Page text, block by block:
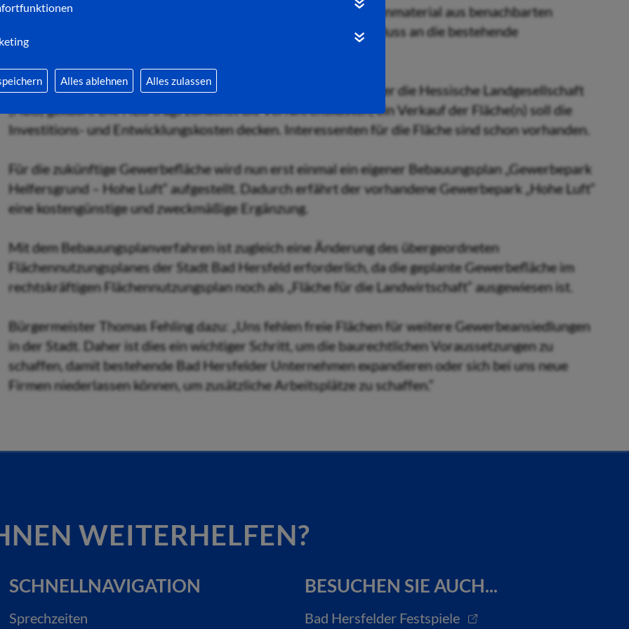
Alles ablehnen Alles zulassen
nivelliert und profiliert werden; eine Terrassierung ist mit Bodenmaterial aus benachbarten
Vorhaben möglich. Die Erschließung erfolgt über einen An-schluss an die bestehende
Leinenweberstraße.
Die Stadt hat das Areal für das neue Gewerbegebiet bereits über die Hessische Landgesellschaft
(HLG) gekauft. Die HLG trägt zunächst die Verfahrenskosten, ein Verkauf der Fläche(n) soll die
Investitions- und Entwicklungskosten decken. Interessenten für die Fläche sind schon vorhanden.
Für die zukünftige Gewerbefläche wird nun erst einmal ein eigener Bebauungsplan „Gewerbepark
Helfersgrund – Hohe Luft“ aufgestellt. Dadurch erfährt der vorhandene Gewerbepark „Hohe Luft“
eine kostengünstige und zweckmäßige Ergänzung.
Mit dem Bebauungsplanverfahren ist zugleich eine Änderung des übergeordneten
Flächennutzungsplanes der Stadt Bad Hersfeld erforderlich, da die geplante Gewerbefläche im
rechtskräftigen Flächennutzungsplan noch als „Fläche für die Landwirtschaft“ ausgewiesen ist.
Bürgermeister Thomas Fehling dazu: „Uns fehlen freie Flächen für weitere Gewerbeansiedlungen
in der Stadt. Daher ist dies ein wichtiger Schritt, um die baurechtlichen Voraussetzungen zu
schaffen, damit bestehende Bad Hersfelder Unternehmen expandieren oder sich bei uns neue
Firmen niederlassen können, um zusätzliche Arbeitsplätze zu schaffen.“
WEITERHELFEN?
SCHNELLNAVIGATION
Sprechzeiten
BESUCHEN SIE AUCH...
Bad Hersfelder Festspiele